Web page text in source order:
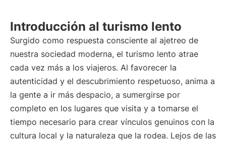
Introducción al turismo lento
Surgido como respuesta consciente al ajetreo de
nuestra sociedad moderna, el turismo lento atrae
cada vez más a los viajeros. Al favorecer la
autenticidad y el descubrimiento respetuoso, anima a
la gente a ir más despacio, a sumergirse por
completo en los lugares que visita y a tomarse el
tiempo necesario para crear vínculos genuinos con la
cultura local y la naturaleza que la rodea. Lejos de las